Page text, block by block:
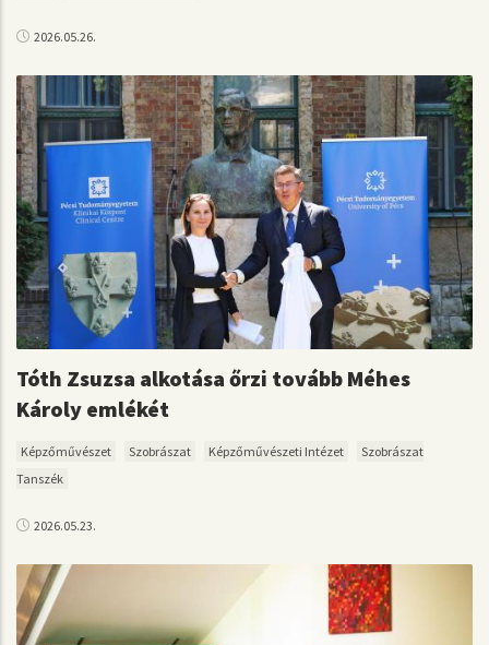
2026.05.26.
Tóth Zsuzsa alkotása őrzi tovább Méhes
Károly emlékét
Képzőművészet Szobrászat Képzőművészeti Intézet
Szobrászat
Tanszék
2026.05.23.